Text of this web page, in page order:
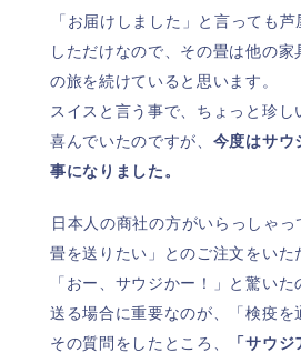
「お届けしました」と言っても
しただけなので、その畳は他の
の旅を続けていると思います。
スイスと言う事で、ちょっと珍し
喜んでいたのですが、 今度はサウ
事になりました。
日本人の商社の方がいらっしゃ
畳を送りたい」とのご注文をいた
「おー、サウジかー！」と驚い
送る場合に重要なのが、「検疫を
その質問をしたところ、
「サウ